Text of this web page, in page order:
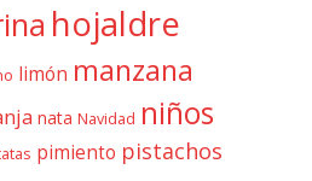
hojaldre
limón manzana
nata Navidad niños
pimiento pistachos